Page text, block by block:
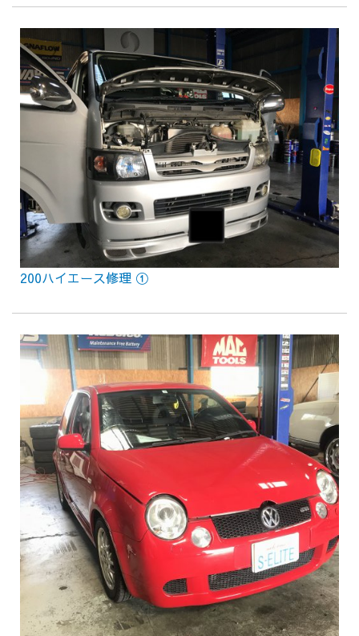
200ハイエース修理 ①